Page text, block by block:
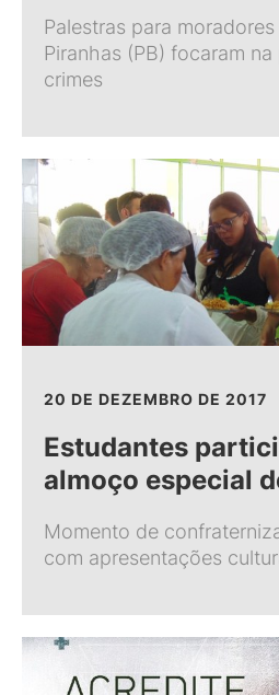
Palestras para
Piranhas (PB) focaram
crimes
20 DE DEZEMBRO DE 2017
Estudantes
almoço especial
Momento de
com apresentações